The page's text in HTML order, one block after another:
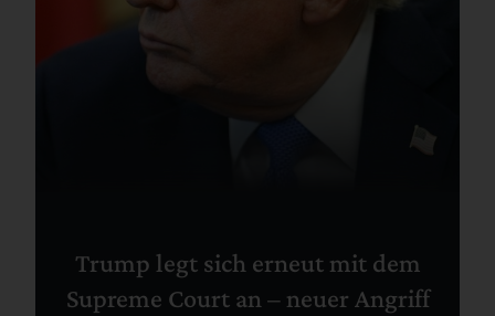
Trump legt sich erneut mit dem
Supreme Court an – neuer Angriff